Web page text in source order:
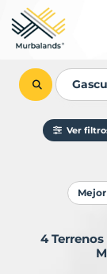
Ver
4